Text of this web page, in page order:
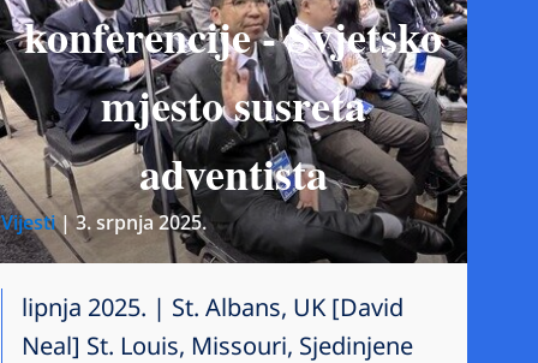
konferencije - Svjetsko
mjesto susreta
adventista
Vijesti|3. srpnja 2025.
lipnja 2025. | St. Albans, UK [David
Neal] St. Louis, Missouri, Sjedinjene